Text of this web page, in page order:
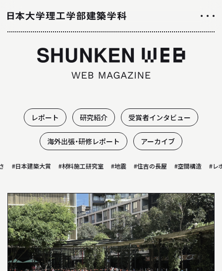
日大理工学部建築学科のすべて
INTRODUCTION
01学科の特徴について
02カリキュラムについて
03授業や取り組み
04教員について
レポート 研究紹介 受賞者インタビュー
海外出張・研修レポート アーカイブ
#日本建築大賞 #材料施工研究室 #地震 #住吉の長屋 #空間構造 #レポ